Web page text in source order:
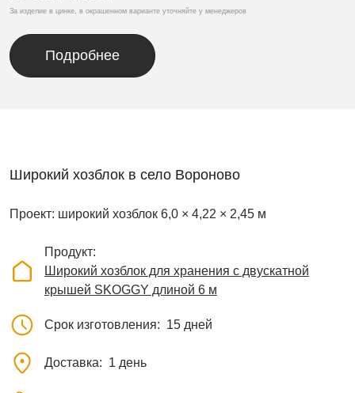
За изделие в цинке, в окрашенном варианте уточняйте у менеджеров
Подробнее
Широкий хозблок в село Вороново
Проект: широкий хозблок 6,0 × 4,22 × 2,45 м
Продукт
Широкий хозблок для хранения с двускатной
крышей SKOGGY длиной 6 м
Срок изготовления 15 дней
Доставка 1 день